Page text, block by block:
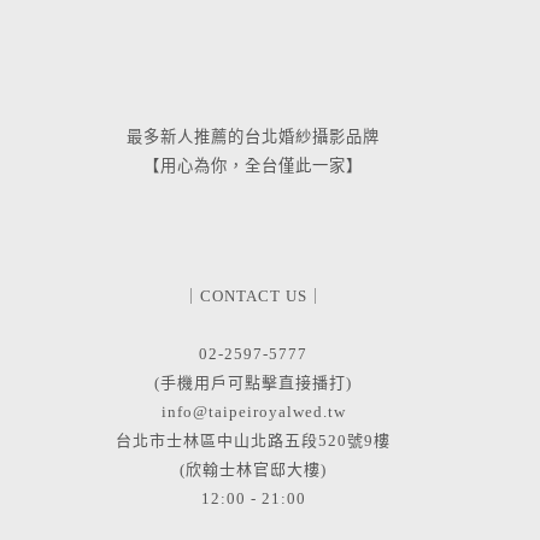
最多新人推薦的台北婚紗攝影品牌
【用心為你，全台僅此一家】
｜CONTACT US｜
02-2597-5777
(手機用戶可點擊直接播打)
info@taipeiroyalwed.tw
台北市士林區中山北路五段520號9樓
(欣翰士林官邸大樓)
12:00 - 21:00